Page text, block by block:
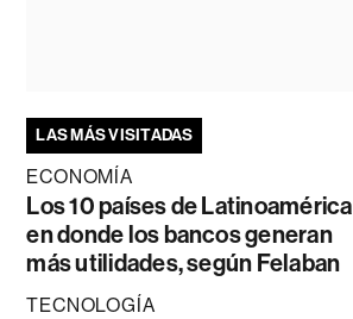
LAS MÁS VISITADAS
ECONOMÍA
Los 10 países de Latinoamérica
en donde los bancos generan
más utilidades, según Felaban
TECNOLOGÍA